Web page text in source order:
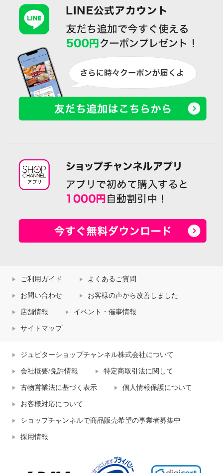
ご利用ガイド よくあるご質問
お問い合わせ お客様の声から改善しました
店舗情報 イベント・催事情報
サイトマップ
ジュピターショップチャンネル株式会社について
会社概要/免許情報 特定商取引法に関して
古物営業法に基づく表示 個人情報保護について
お客様対応について
ショップチャンネルで商品販売希望の事業者募集中
採用情報